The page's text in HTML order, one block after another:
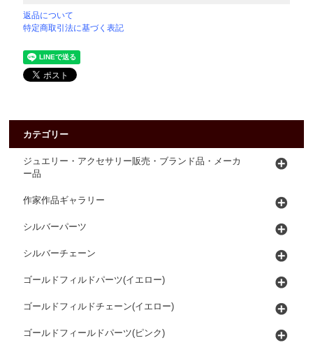
返品について
特定商取引法に基づく表記
カテゴリー
ジュエリー・アクセサリー販売・ブランド品・メーカ
ー品
作家作品ギャラリー
シルバーパーツ
シルバーチェーン
ゴールドフィルドパーツ(イエロー)
ゴールドフィルドチェーン(イエロー)
ゴールドフィールドパーツ(ピンク)